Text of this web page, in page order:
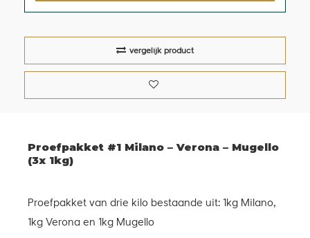
vergelijk product
Proefpakket #1 Milano – Verona – Mugello
(3x 1kg)
Proefpakket van drie kilo bestaande uit: 1kg Milano,
1kg Verona en 1kg Mugello